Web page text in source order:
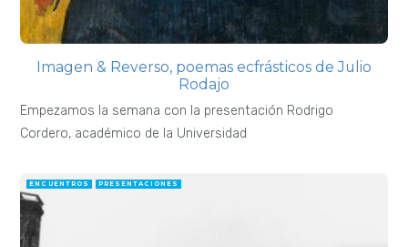
Imagen & Reverso, poemas ecfrásticos de Julio
Rodajo
Empezamos la semana con la presentación Rodrigo
Cordero, académico de la Universidad
ENCUENTROS PRESENTACIONES